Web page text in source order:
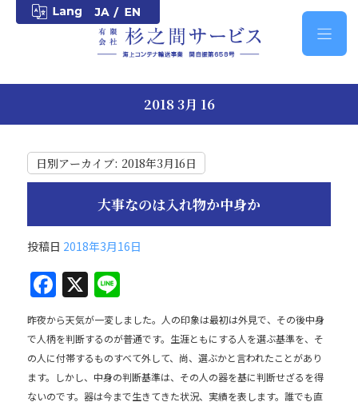
2018 3月 16
日別アーカイブ: 2018年3月16日
大事なのは入れ物か中身か
投稿日 2018年3月16日
F
a
c
e
b
X Li
n
e
昨夜から天気が一変しました。人の印象は最初は外見で、その後中身
で人柄を判断するのが普通です。生涯ともにする人を選ぶ基準を、そ
の人に付帯するものすべて外して、尚、選ぶかと言われたことがあり
ます。しかし、中身の判断基準は、その人の器を基に判断せざるを得
ないのです。器は今まで生きてきた状況、実績を表します。誰でも直